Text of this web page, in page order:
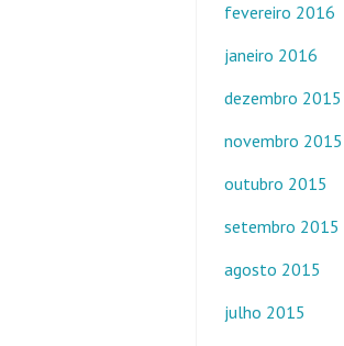
fevereiro 2016
janeiro 2016
dezembro 2015
novembro 2015
outubro 2015
setembro 2015
agosto 2015
julho 2015